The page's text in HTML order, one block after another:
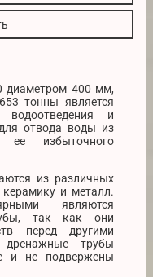
диаметром 400 мм,
тонны является
и
отвода воды из
избыточного
из различных
и металл.
являются
так как они
перед другими
трубы
и не подвержены